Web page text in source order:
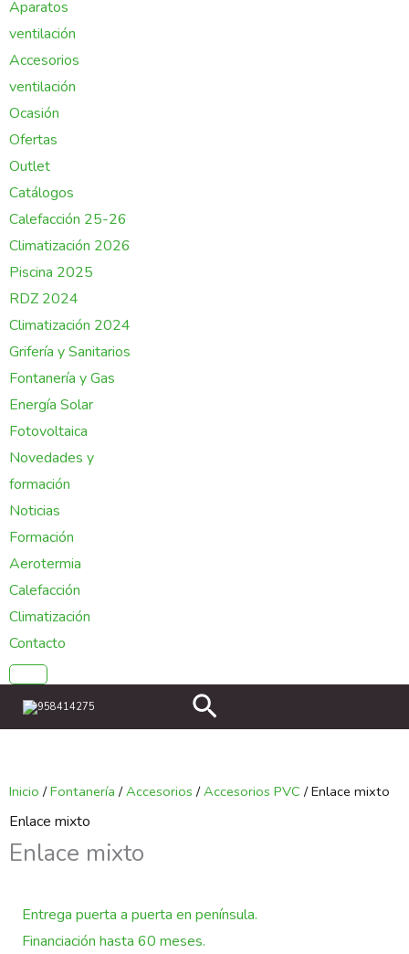
Aparatos
ventilación
Accesorios
ventilación
Ocasión
Ofertas
Outlet
Catálogos
Calefacción 25-26
Climatización 2026
Piscina 2025
RDZ 2024
Climatización 2024
Grifería y Sanitarios
Fontanería y Gas
Energía Solar
Fotovoltaica
Novedades y
formación
Noticias
Formación
Aerotermia
Calefacción
Climatización
Contacto
958414275 Buscar
Inicio /Fontanería /Accesorios /Accesorios PVC / Enlace mixto
Enlace mixto
Enlace mixto
Entrega puerta a puerta en península.
Financiación hasta 60 meses.